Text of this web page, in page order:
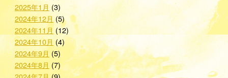
2025年1月(3)
2024年12月(5)
2024年11月(12)
2024年10月(4)
2024年9月 (5)
2024年8月 (7)